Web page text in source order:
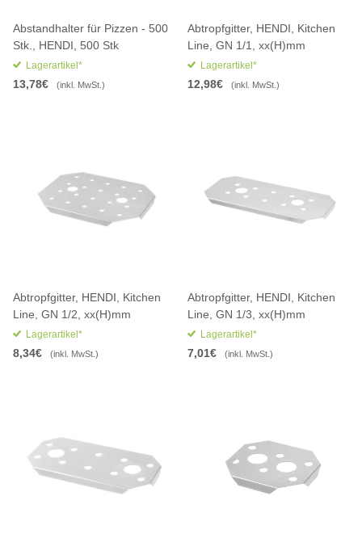
Abstandhalter für Pizzen - 500
Stk., HENDI, 500 Stk
Lagerartikel*
13,78€ (inkl. MwSt.)
Abtropfgitter, HENDI, Kitchen
Line, GN 1/1, xx(H)mm
Lagerartikel*
12,98€ (inkl. MwSt.)
Abtropfgitter, HENDI, Kitchen
Line, GN 1/2, xx(H)mm
Lagerartikel*
8,34€ (inkl. MwSt.)
Abtropfgitter, HENDI, Kitchen
Line, GN 1/3, xx(H)mm
Lagerartikel*
7,01€ (inkl. MwSt.)